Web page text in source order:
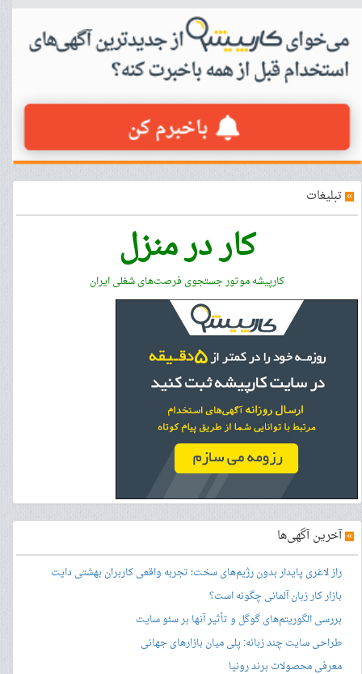
» تبلیغات
کار در منزل
کارپیشه موتور جستجوی فرصت‌های شغلی ایران
»آخرین آگهی‌ها
راز لاغری پایدار بدون رژیم‌های سخت؛ تجربه واقعی کاربران بهشتی دایت
بازار کار زبان آلمانی چگونه است؟
بررسی الگوریتم‌های گوگل و تأثیر آنها بر سئو سایت
طراحی سایت چند زبانه: پلی میان بازارهای جهانی
معرفی محصولات برند رونیا